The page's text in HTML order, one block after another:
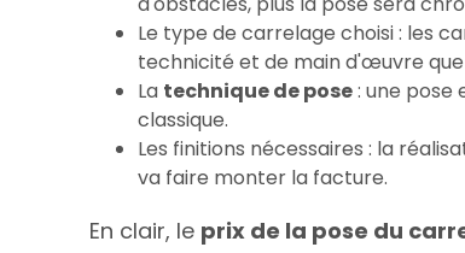
Le type de carrelage choisi : les
technicité et de main d'œuvre
La technique de pose: une pose
classique.
Les finitions nécessaires : la
va faire monter la facture.
En clair, le prix de la pose du